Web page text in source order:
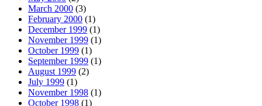
March 2000 (3)
February 2000 (1)
December 1999 (1)
November 1999 (1)
October 1999 (1)
September 1999 (1)
August 1999 (2)
July 1999 (1)
November 1998 (1)
October 1998 (1)